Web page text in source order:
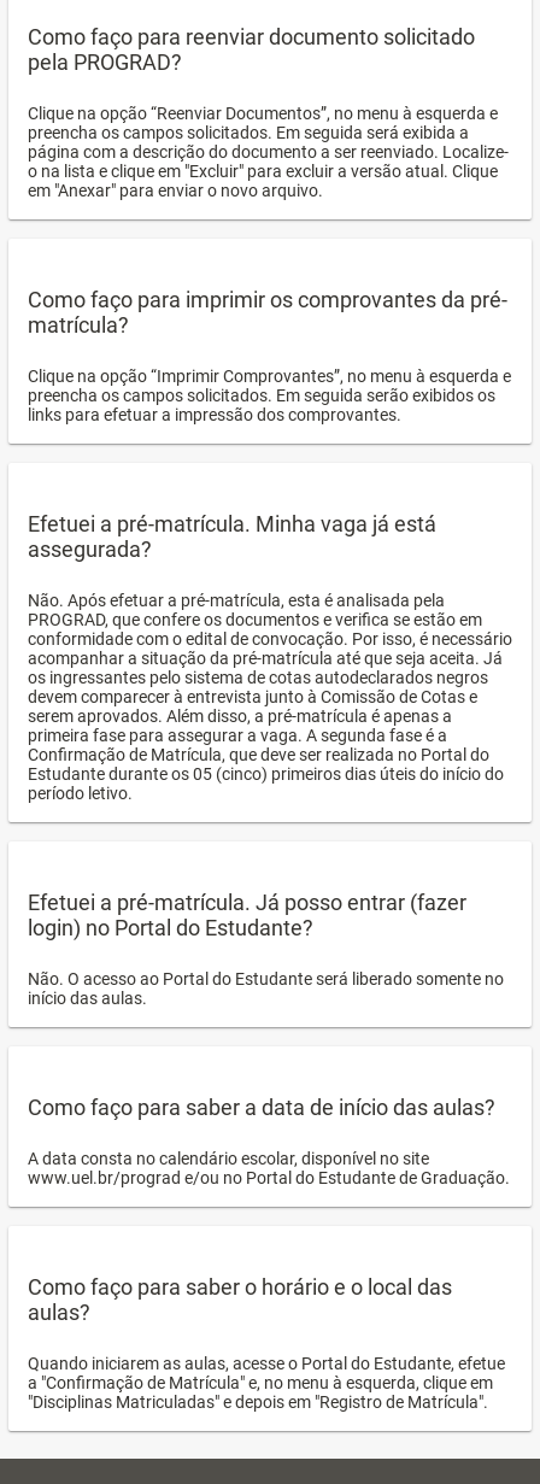
Como faço para reenviar documento solicitado
pela PROGRAD?
Clique na opção “Reenviar Documentos”, no menu à esquerda e
preencha os campos solicitados. Em seguida será exibida a
página com a descrição do documento a ser reenviado. Localize-
o na lista e clique em "Excluir" para excluir a versão atual. Clique
em "Anexar" para enviar o novo arquivo.
Como faço para imprimir os comprovantes da pré-
matrícula?
Clique na opção “Imprimir Comprovantes”, no menu à esquerda e
preencha os campos solicitados. Em seguida serão exibidos os
links para efetuar a impressão dos comprovantes.
Efetuei a pré-matrícula. Minha vaga já está
assegurada?
Não. Após efetuar a pré-matrícula, esta é analisada pela
PROGRAD, que confere os documentos e verifica se estão em
conformidade com o edital de convocação. Por isso, é necessário
acompanhar a situação da pré-matrícula até que seja aceita. Já
os ingressantes pelo sistema de cotas autodeclarados negros
devem comparecer à entrevista junto à Comissão de Cotas e
serem aprovados. Além disso, a pré-matrícula é apenas a
primeira fase para assegurar a vaga. A segunda fase é a
Confirmação de Matrícula, que deve ser realizada no Portal do
Estudante durante os 05 (cinco) primeiros dias úteis do início do
período letivo.
Efetuei a pré-matrícula. Já posso entrar (fazer
login) no Portal do Estudante?
Não. O acesso ao Portal do Estudante será liberado somente no
início das aulas.
Como faço para saber a data de início das aulas?
A data consta no calendário escolar, disponível no site
www.uel.br/prograd e/ou no Portal do Estudante de Graduação.
Como faço para saber o horário e o local das
aulas?
Quando iniciarem as aulas, acesse o Portal do Estudante, efetue
a "Confirmação de Matrícula" e, no menu à esquerda, clique em
"Disciplinas Matriculadas" e depois em "Registro de Matrícula".